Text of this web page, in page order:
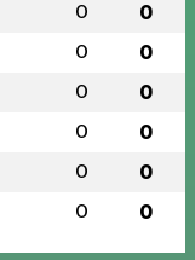
0 0
0 0
0 0
0 0
0 0
0 0